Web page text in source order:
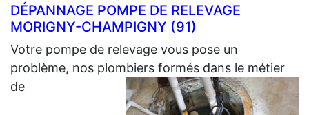
DÉPANNAGE POMPE DE RELEVAGE
MORIGNY-CHAMPIGNY (91)
Votre pompe de relevage vous pose un
problème, nos plombiers formés dans le métier
de